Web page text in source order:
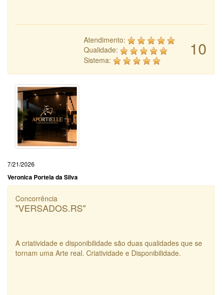
10
Atendimento:
Qualidade:
Sistema:
7/21/2026
Veronica Portela da Silva
Concorrência
"VERSADOS.RS"
A criatividade e disponibilidade são duas qualidades que se
tornam uma Arte real. Criatividade e Disponibilidade.